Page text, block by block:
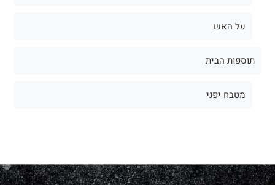
על האש
תוספות הבית
מטבח יפני